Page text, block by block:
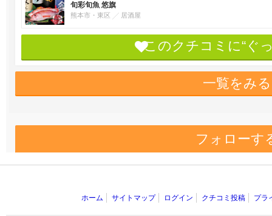
旬彩旬魚 悠旗
熊本市・東区 居酒屋
このクチコミに“ぐ
一覧をみる
フォローす
ホーム サイトマップ ログイン クチコミ投稿 プラ